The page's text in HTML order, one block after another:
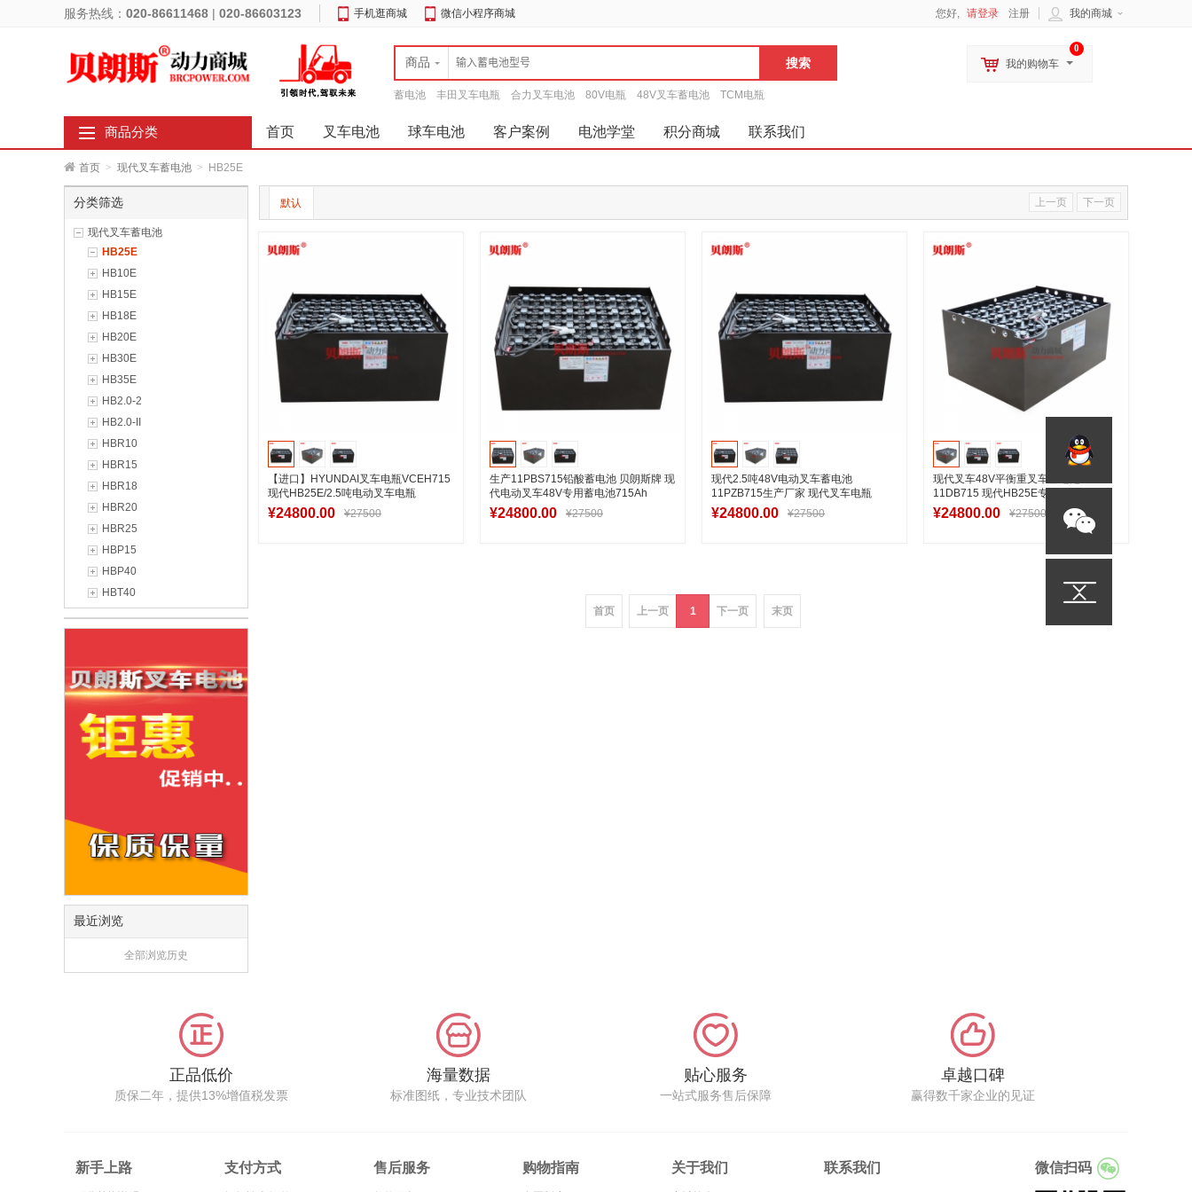
服务热线： 020-86611468 | 020-86603123 手机逛商城 微信小程序商城 我的商城
您好, 请登录 注册
商品
蓄电池 丰田叉车电瓶 合力叉车电池 80V电瓶 48V叉车蓄电池 TCM电瓶
0
我的购物车
商品分类 首页 叉车电池 球车电池 客户案例 电池学堂 积分商城 联系我们
首页 > 现代叉车蓄电池 > HB25E
分类筛选
现代叉车蓄电池
HB25E
HB10E
HB15E
HB18E
HB20E
HB30E
HB35E
HB2.0-2
HB2.0-II
HBR10
HBR15
HBR18
HBR20
HBR25
HBP15
HBP40
HBT40
最近浏览
全部浏览历史
上一页 下一页
默认
【进口】HYUNDAI叉车电瓶VCEH715
现代HB25E/2.5吨电动叉车电瓶
48V715Ah
¥24800.00 ¥27500
生产11PBS715铅酸蓄电池 贝朗斯牌 现
代电动叉车48V专用蓄电池715Ah
¥24800.00 ¥27500
现代2.5吨48V电动叉车蓄电池
11PZB715生产厂家 现代叉车电瓶
715Ah现货供应
¥24800.00 ¥27500
现代叉车48V平衡重叉车蓄电池24-
11DB715 现代HB25E专用叉车电池厂
家批发
¥24800.00 ¥27500
首页 上一页 1 下一页 末页
正品低价
质保二年，提供13%增值税发票
海量数据
标准图纸，专业技术团队
贴心服务
一站式服务售后保障
卓越口碑
赢得数千家企业的见证
新手上路 支付方式 售后服务 购物指南 关于我们 联系我们 微信扫码